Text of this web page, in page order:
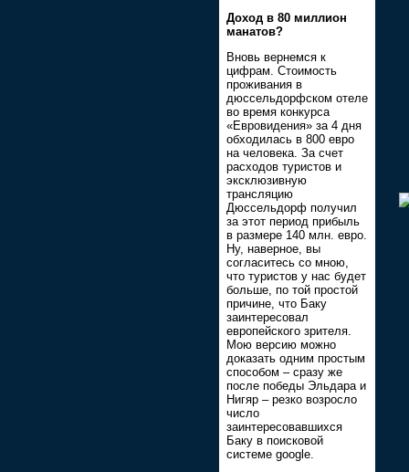
Доход в 80 миллион
манатов?
Вновь вернемся к
цифрам. Стоимость
проживания в
дюссельдорфском отеле
во время конкурса
«Евровидения» за 4 дня
обходилась в 800 евро
на человека. За счет
расходов туристов и
эксклюзивную
трансляцию
Дюссельдорф получил
за этот период прибыль
в размере 140 млн. евро.
Ну, наверное, вы
согласитесь со мною,
что туристов у нас будет
больше, по той простой
причине, что Баку
заинтересовал
европейского зрителя.
Мою версию можно
доказать одним простым
способом – сразу же
после победы Эльдара и
Нигяр – резко возросло
число
заинтересовавшихся
Баку в поисковой
системе google.